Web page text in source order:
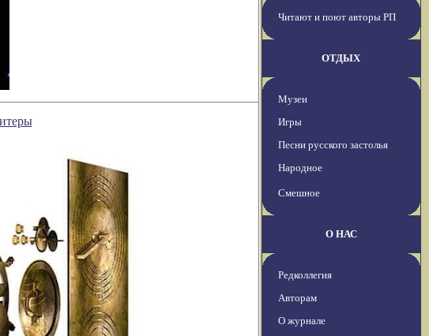
Читают и поют авторы РП
ОТДЫХ
Музеи
Игры
Песни русского застолья
Народное
Смешное
О НАС
Редколлегия
Авторам
О журнале